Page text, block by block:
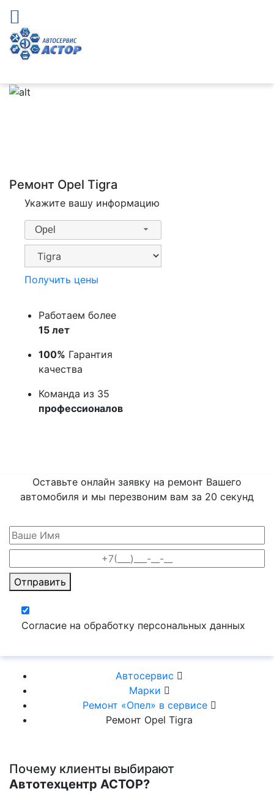
Ремонт Opel Tigra
Укажите вашу информацию
Opel
Получить цены
Работаем более
15 лет
100% Гарантия
качества
Команда из 35
профессионалов
Оставьте онлайн заявку на ремонт Вашего
автомобиля и мы перезвоним вам за 20 секунд
Отправить
Согласие на обработку персональных данных
Автосервис
Марки
Ремонт «Опел» в сервисе
Ремонт Opel Tigra
Почему клиенты выбирают
Автотехцентр АСТОР?